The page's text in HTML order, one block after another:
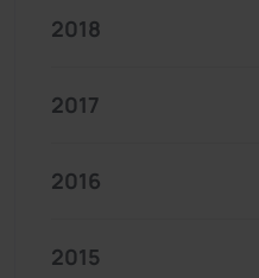
2018
2017
2016
2015